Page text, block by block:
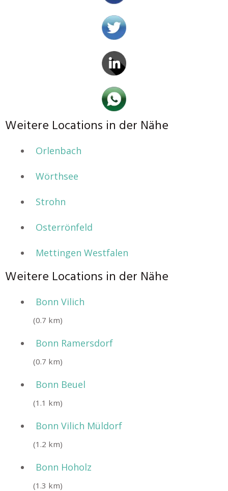
Weitere Locations in der Nähe
Orlenbach
Wörthsee
Strohn
Osterrönfeld
Mettingen Westfalen
Weitere Locations in der Nähe
Bonn Vilich
(0.7 km)
Bonn Ramersdorf
(0.7 km)
Bonn Beuel
(1.1 km)
Bonn Vilich Müldorf
(1.2 km)
Bonn Hoholz
(1.3 km)